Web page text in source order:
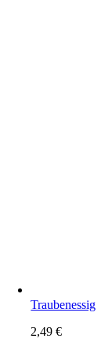
Traubenessig
2,49€